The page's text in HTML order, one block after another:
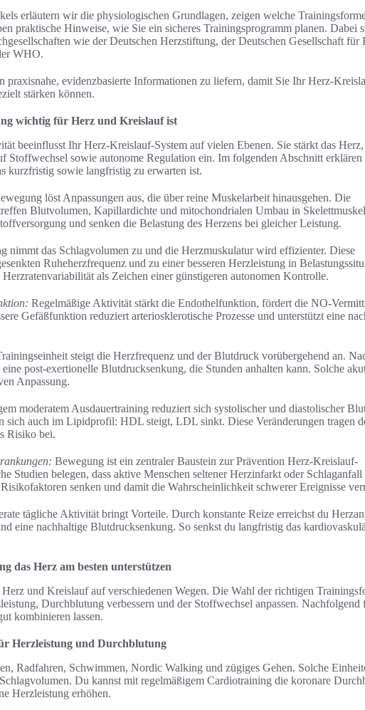
erläutern wir die physiologischen Grundlagen, zeigen welche
praktische Hinweise, wie Sie ein sicheres Trainingsprogramm planen. Dabei
wie der Deutschen Herzstiftung, der Deutschen Gesellschaft für
WHO.
praxisnahe, evidenzbasierte Informationen zu liefern, damit Sie Ihr Herz-
stärken können.
wichtig für Herz und Kreislauf ist
beeinflusst Ihr Herz-Kreislauf-System auf vielen Ebenen. Sie stärkt das Herz,
Stoffwechsel sowie autonome Regulation ein. Im folgenden Abschnitt
kurzfristig sowie langfristig zu erwarten ist.
löst Anpassungen aus, die über reine Muskelarbeit hinausgehen. Die
Blutvolumen, Kapillardichte und mitochondrialen Umbau in
und senken die Belastung des Herzens bei gleicher Leistung.
nimmt das Schlagvolumen zu und die Herzmuskulatur wird effizienter. Diese
Ruheherzfrequenz und zu einer besseren Herzleistung in
als Zeichen einer günstigeren autonomen Kontrolle.
Regelmäßige Aktivität stärkt die Endothelfunktion, fördert die NO-
Gefäßfunktion reduziert arteriosklerotische Prozesse und unterstützt eine
steigt die Herzfrequenz und der Blutdruck vorübergehend an.
post-exertionelle Blutdrucksenkung, die Stunden anhalten kann. Solche
Anpassung.
moderatem Ausdauertraining reduziert sich systolischer und diastolischer
sich auch im Lipidprofil: HDL steigt, LDL sinkt. Diese Veränderungen tragen
Risiko bei.
Bewegung ist ein zentraler Baustein zur Prävention Herz-Kreislauf-
Studien belegen, dass aktive Menschen seltener Herzinfarkt oder Schlaganfall
senken und damit die Wahrscheinlichkeit schwerer Ereignisse
tägliche Aktivität bringt Vorteile. Durch konstante Reize erreichst du
eine nachhaltige Blutdrucksenkung. So senkst du langfristig das
das Herz am besten unterstützen
und Kreislauf auf verschiedenen Wegen. Die Wahl der richtigen
Durchblutung verbessern und der Stoffwechsel anpassen. Nachfolgend
kombinieren lassen.
Herzleistung und Durchblutung
Radfahren, Schwimmen, Nordic Walking und zügiges Gehen. Solche
Du kannst mit regelmäßigem Cardiotraining die koronare
Herzleistung erhöhen.